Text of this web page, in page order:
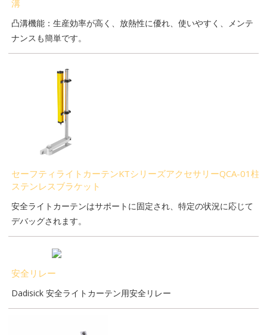
溝
凸溝機能：生産効率が高く、放熱性に優れ、使いやすく、メンテ
ナンスも簡単です。
セーフティライトカーテンKTシリーズアクセサリーQCA-01柱
ステンレスブラケット
安全ライトカーテンはサポートに固定され、特定の状況に応じて
デバッグされます。
安全リレー
Dadisick 安全ライトカーテン用安全リレー